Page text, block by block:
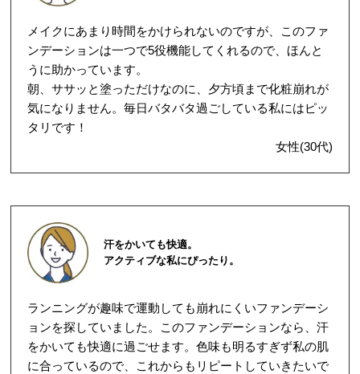
メイクにあまり時間をかけられないのですが、このファ
ンデーションは一つで5役機能してくれるので、ほんと
うに助かっています。
朝、ササッと塗っただけなのに、夕方頃まで化粧崩れが
気になりません。毎日バタバタ過ごしている私にはピッ
タリです！
女性(30代)
汗をかいても快適。
アクティブな私にぴったり。
ランニングが趣味で運動しても崩れにくいファンデーシ
ョンを探していました。このファンデーションなら、汗
をかいても快適に過ごせます。色味も明るすぎず私の肌
に合っているので、これからもリピートしていきたいで